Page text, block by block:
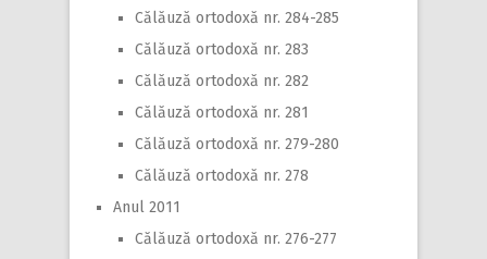
Călăuză ortodoxă nr. 284-285
Călăuză ortodoxă nr. 283
Călăuză ortodoxă nr. 282
Călăuză ortodoxă nr. 281
Călăuză ortodoxă nr. 279-280
Călăuză ortodoxă nr. 278
Anul 2011
Călăuză ortodoxă nr. 276-277